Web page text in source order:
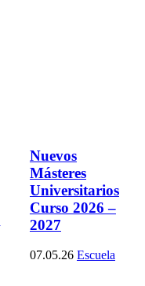
Nuevos
Másteres
Universitarios
Curso 2026 –
2027
07.05.26 Escuela